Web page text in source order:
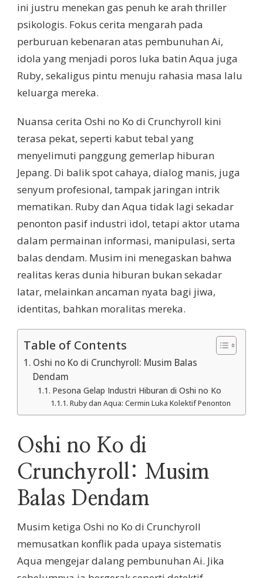
ini justru menekan gas penuh ke arah thriller
psikologis. Fokus cerita mengarah pada
perburuan kebenaran atas pembunuhan Ai,
idola yang menjadi poros luka batin Aqua juga
Ruby, sekaligus pintu menuju rahasia masa lalu
keluarga mereka.
Nuansa cerita Oshi no Ko di Crunchyroll kini
terasa pekat, seperti kabut tebal yang
menyelimuti panggung gemerlap hiburan
Jepang. Di balik spot cahaya, dialog manis, juga
senyum profesional, tampak jaringan intrik
mematikan. Ruby dan Aqua tidak lagi sekadar
penonton pasif industri idol, tetapi aktor utama
dalam permainan informasi, manipulasi, serta
balas dendam. Musim ini menegaskan bahwa
realitas keras dunia hiburan bukan sekadar
latar, melainkan ancaman nyata bagi jiwa,
identitas, bahkan moralitas mereka.
Table of Contents
Oshi no Ko di Crunchyroll: Musim Balas
Dendam
Pesona Gelap Industri Hiburan di Oshi no Ko
Ruby dan Aqua: Cermin Luka Kolektif Penonton
Oshi no Ko di
Crunchyroll: Musim
Balas Dendam
Musim ketiga Oshi no Ko di Crunchyroll
memusatkan konflik pada upaya sistematis
Aqua mengejar dalang pembunuhan Ai. Jika